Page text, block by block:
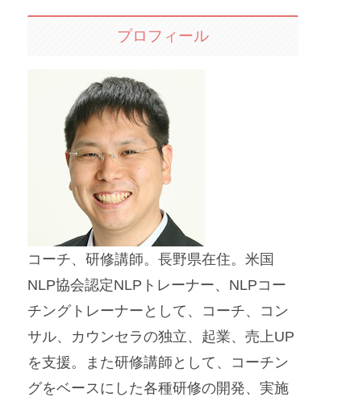
プロフィール
コーチ、研修講師。長野県在住。米国
NLP協会認定NLPトレーナー、NLPコー
チングトレーナーとして、コーチ、コン
サル、カウンセラの独立、起業、売上UP
を支援。また研修講師として、コーチン
グをベースにした各種研修の開発、実施